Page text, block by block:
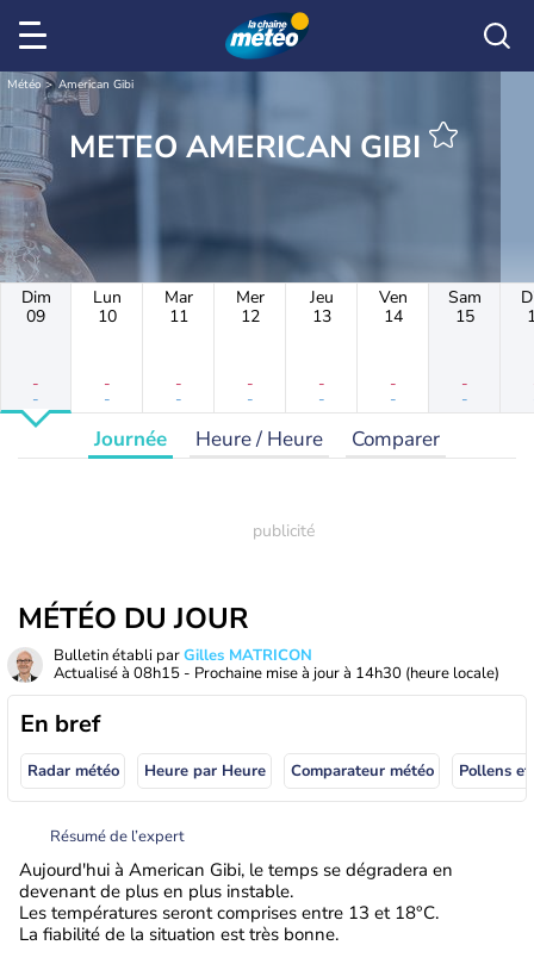
Météo American Gibi
METEO AMERICAN GIBI
Dim
09
-
-
Lun
10
-
-
Mar
11
-
-
Mer
12
-
-
Jeu
13
-
-
Ven
14
-
-
Sam
15
-
-
Journée Heure / Heure Comparer
MÉTÉO DU JOUR
Bulletin établi parGilles MATRICON
Actualisé à 08h15 - Prochaine mise à jour à 14h30 (heure locale)
En bref
Radar météo Heure par Heure Comparateur météo Pollens
Résumé de l’expert
Aujourd'hui à American Gibi, le temps se dégradera en
devenant de plus en plus instable.
Les températures seront comprises entre 13 et 18°C.
La fiabilité de la situation est très bonne.